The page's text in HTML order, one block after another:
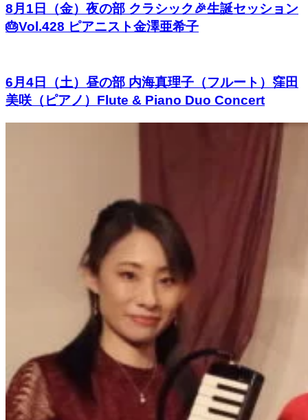
8月1日（金）夜の部 クラシック🎉生誕セッション
🎂Vol.428 ピアニスト金澤亜希子
6月4日（土）昼の部 内海真理子（フルート）窪田
美咲（ピアノ）Flute & Piano Duo Concert